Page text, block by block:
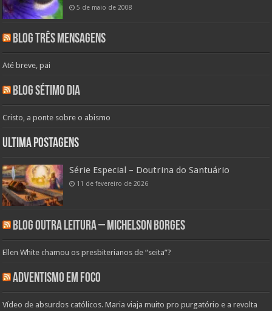
5 de maio de 2008
Blog Três Mensagens
Até breve, pai
Blog Sétimo Dia
Cristo, a ponte sobre o abismo
Ultima Postagens
Série Especial – Doutrina do Santuário
11 de fevereiro de 2026
Blog Outra Leitura – Michelson Borges
Ellen White chamou os presbiterianos de “seita”?
Adventismo em Foco
Vídeo de absurdos católicos. Maria viaja muito pro purgatório e a revolta